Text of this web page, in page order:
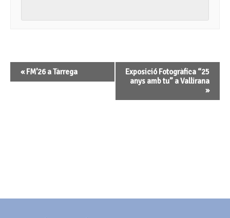
Navegació
d'Esdeveniment
«FM’26 a Tàrrega
Exposició Fotogràfica “25
anys amb tu” a Vallirana
»